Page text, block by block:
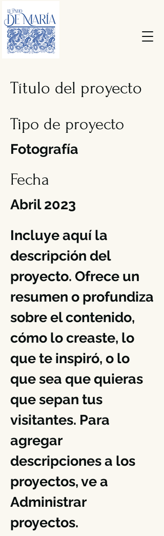
Título del proyecto
Tipo de proyecto
Fotografía
Fecha
Abril 2023
Incluye aquí la
descripción del
proyecto. Ofrece un
resumen o profundiza
sobre el contenido,
cómo lo creaste, lo
que te inspiró, o lo
que sea que quieras
que sepan tus
visitantes. Para
agregar
descripciones a los
proyectos, ve a
Administrar
proyectos.